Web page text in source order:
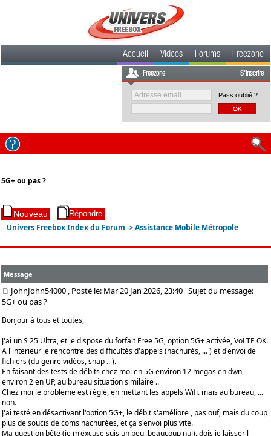
Accueil Videos Forums Freezone
Freezone S'inscrire
Pass oublié ?
5G+ ou pas ?
Univers Freebox Index du Forum ->Assistance Mobile Métropole
Message
JohnJohn54000 , Posté le: Mar 20 Jan 2026, 23:40 Sujet du message:
5G+ ou pas ?
Bonjour à tous et toutes,
J'ai un S 25 Ultra, et je dispose du forfait Free 5G, option 5G+ activée, VoLTE OK.
A l'interieur je rencontre des difficultés d'appels (hachurés, ... ) et d'envoi de
fichiers (du genre vidéos, snap .. ).
En faisant des tests de débits chez moi en 5G environ 12 megas en dwn,
environ 2 en UP, au bureau situation similaire ..
Chez moi le probleme est réglé, en mettant les appels Wifi. mais au bureau, ...
non.
J'ai testé en désactivant l'option 5G+, le débit s'améliore , pas ouf, mais du coup
plus de soucis de coms hachurées, et ça s'envoi plus vite.
Ma question bête (je m'excuse suis un peu, beaucoup nul), dois je laisser l